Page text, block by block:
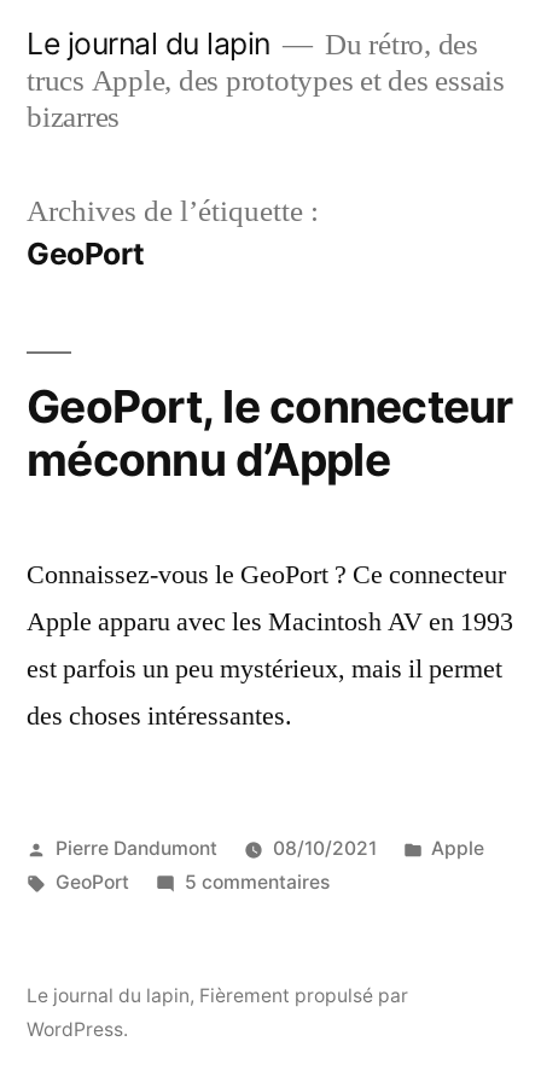
contenu
Le journal du lapin
Du rétro, des
trucs Apple, des prototypes et des essais
bizarres
Archives de l’étiquette :
GeoPort
GeoPort, le connecteur
méconnu d’Apple
Connaissez-vous le GeoPort ? Ce connecteur
Apple apparu avec les Macintosh AV en 1993
est parfois un peu mystérieux, mais il permet
des choses intéressantes.
Publié
par
Pierre Dandumont 08/10/2021
Publié
Apple
Étiquettes :
GeoPort 5 commentairessur
connecteur
Le journal du lapin, Fièrement propulsé par
WordPress.